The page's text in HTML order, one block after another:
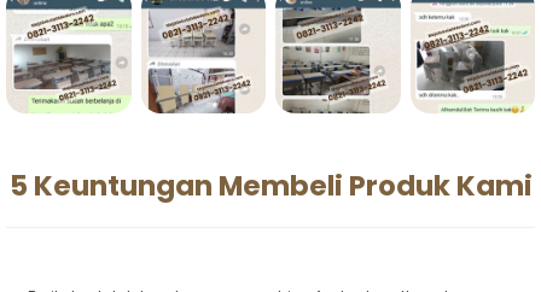
5 Keuntungan Membeli Produk Kami